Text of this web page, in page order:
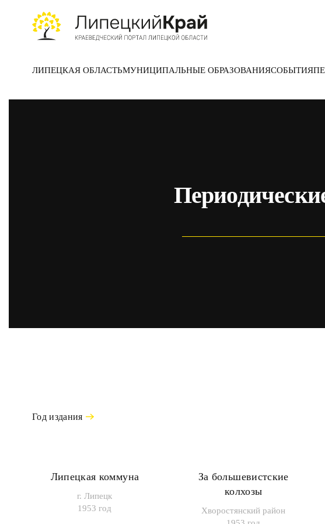
Skip to main content
ЛИПЕЦКАЯ ОБЛАСТЬМУНИЦИПАЛЬНЫЕ ОБРАЗОВАНИЯСОБЫТИЯ
Год издания
Липецкая коммуна
г. Липецк
1953 год
За большевистские
колхозы
Хворостянский район